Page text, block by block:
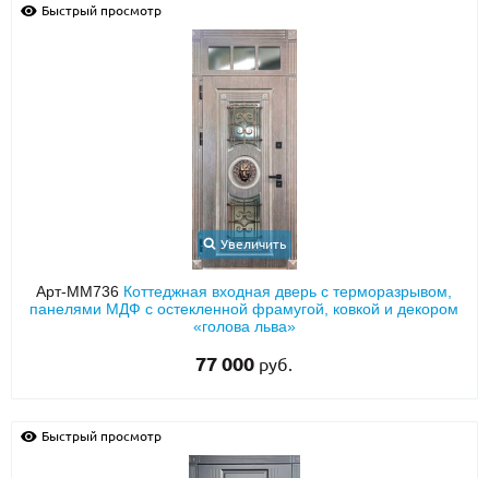
Быстрый просмотр
Увеличить
Арт-ММ736 Коттеджная входная дверь с терморазрывом,
панелями МДФ с остекленной фрамугой, ковкой и декором
«голова льва»
77 000 руб.
Быстрый просмотр